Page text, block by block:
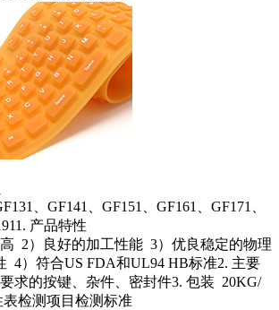
、GF141、GF151、GF161、GF171、
GF1911. 产品特性
2）良好的加工性能 3）优良稳定的物理
4）符合US FDA和UL94 HB标准2. 主要
求的按键、杂件、密封件3. 包装 20KG/
表检测项目检测标准